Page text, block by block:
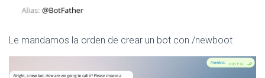
Le mandamos la orden de crear un bot con /newboot